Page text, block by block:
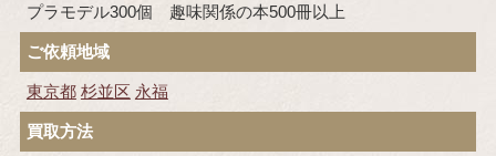
プラモデル300個 趣味関係の本500冊以上
ご依頼地域
東京都 杉並区 永福
買取方法